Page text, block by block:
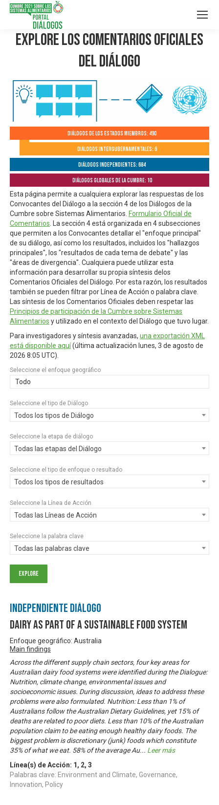
Explore los Comentarios Oficiales
del Diálogo
Diálogos de los Estados Miembros: 490
Diálogos Intergubernamentales: 6
Diálogos independientes: 684
Diálogos globales de la Cumbre: 10
Esta página permite a cualquiera explorar las respuestas de los
Convocantes del Diálogo a la sección 4 de los Diálogos de la
Cumbre sobre Sistemas Alimentarios. Formulario Oficial de
Comentarios . La sección 4 está organizada en 4 subsecciones
que permiten a los Convocantes detallar el "enfoque principal"
de su diálogo, así como los resultados, incluidos los "hallazgos
principales", los "resultados de cada tema de debate" y las
"áreas de divergencia". Cualquiera puede utilizar esta
información para desarrollar su propia síntesis delos
Comentarios Oficiales del Diálogo. Por esta razón, los resultados
también se pueden filtrar por Línea de Acción o palabra clave.
Las síntesis de los Comentarios Oficiales deben respetar las
Principios de participación de la Cumbre sobre Sistemas
Alimentarios y utilizado en el contexto del Diálogo que tuvo lugar.
Para investigadores y síntesis avanzadas, una exportación XML
está disponible aquí(última actualización lunes, 3 de agosto de
2026 8:05 UTC).
Seleccione el enfoque geográfico
Todo
Seleccione el tipo de Diálogo
Todos los tipos de Diálogo
Seleccione la etapa de diálogo
Todas las etapas del Diálogo
Seleccione el tipo de enfoque o resultado
Todos los tipos de resultados
Seleccione la Línea de Acción
Todas las Líneas de Acción
Seleccione la palabra clave
Todas las palabras clave
Independiente Diálogo
Dairy as part of a sustainable food system
Enfoque geográfico: Australia
Main findings
Across the different supply chain sectors, four key areas for
Australian dairy food systems were identified during the Dialogue:
Nutrition, climate change, environmental issues and
socioeconomic issues. During discussion, ideas to address these
problems were also formulated. Nutrition: Less than 1% of
Australians follow the Australian Dietary Guidelines, yet 15% of
deaths are related to poor diets. Less than 10% of the Australian
population claim to be eating enough healthy dairy foods. The
biggest problem is discretionary (junk) foods which constitute
35% of what we eat. 58% of the average Au... Leer más
Línea(s) de Acción: 1 , 2, 3
Palabras clave: Environment and Climate, Governance,
Innovation, Policy